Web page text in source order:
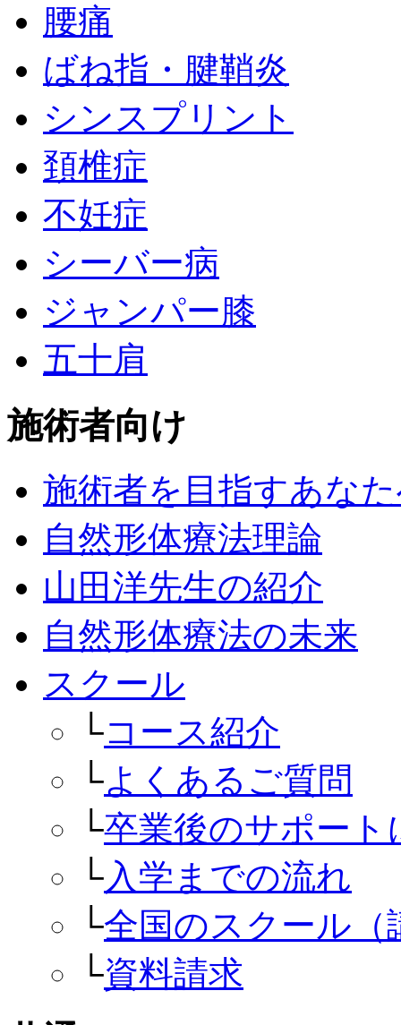
腰痛
ばね指・腱鞘炎
シンスプリント
頚椎症
不妊症
シーバー病
ジャンパー膝
五十肩
施術者向け
施術者を目指すあな
自然形体療法理論
山田洋先生の紹介
自然形体療法の未来
スクール
└コース紹介
└よくあるご質問
└卒業後のサポート
└入学までの流れ
└全国のスクール（
└資料請求